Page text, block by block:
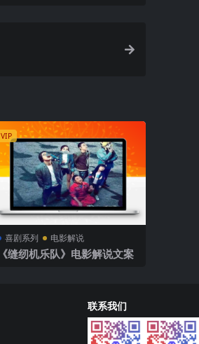
VIP
喜剧系列 电影解说
《缝纫机乐队》电影解说文案
联系我们